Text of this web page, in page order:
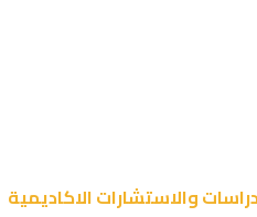
والاستشارات الاكاديمية